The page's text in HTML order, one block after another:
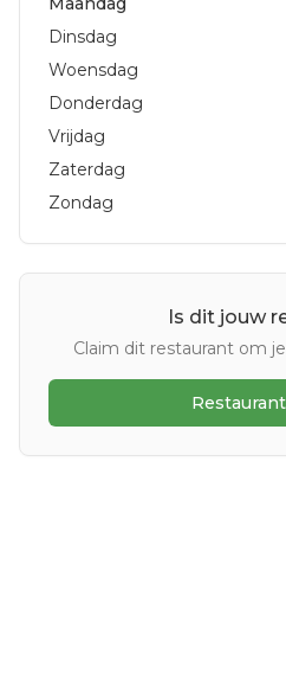
Dinsdag
Woensdag
Donderdag
Vrijdag
Zaterdag
Zondag
Is dit jouw
Claim dit restaurant om